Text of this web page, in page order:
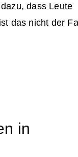
dass Leute
das nicht der
in